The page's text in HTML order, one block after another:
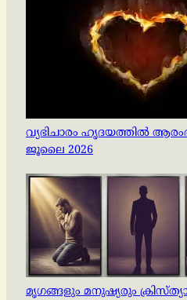
വ്യഭിചാരം ഹൃദയത്തിൽ
ജൂലൈ 2026
മൃഗങ്ങളും മനുഷ്യരും